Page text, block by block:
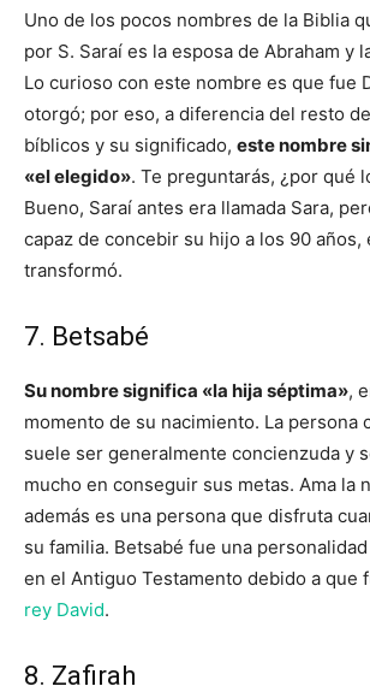
Uno de los pocos nombres de la Biblia
por S. Saraí es la esposa de Abraham y
Lo curioso con este nombre es que fue
otorgó; por eso, a diferencia del resto
bíblicos y su significado, este nombre
«el elegido». Te preguntarás, ¿por qué
Bueno, Saraí antes era llamada Sara,
capaz de concebir su hijo a los 90 años,
transformó.
7. Betsabé
Su nombre significa «la hija séptima»,
momento de su nacimiento. La persona
suele ser generalmente concienzuda y
mucho en conseguir sus metas. Ama la
además es una persona que disfruta
su familia. Betsabé fue una
en el Antiguo Testamento debido a que
rey David.
8. Zafirah